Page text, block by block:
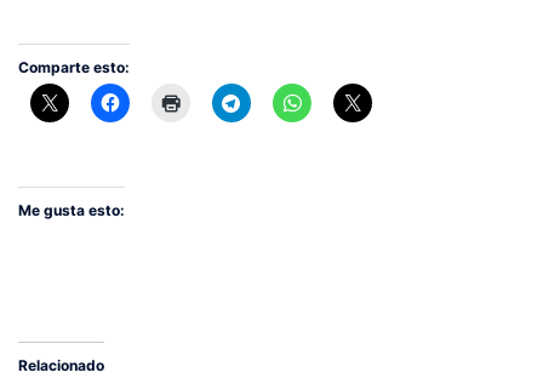
Comparte esto:
Me gusta esto:
Relacionado